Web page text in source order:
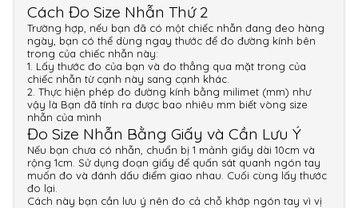
Cách Đo Size Nhẫn Thứ 2
Trường hợp, nếu bạn đã có một chiếc nhẫn đang đeo hàng
ngày, bạn có thể dùng ngay thước để đo đường kính bên
trong của chiếc nhẫn này:
1. Lấy thước đo của bạn và đo thẳng qua mặt trong của
chiếc nhẫn từ cạnh này sang cạnh khác.
2. Thực hiện phép đo đường kính bằng milimet (mm) như
vậy là Bạn đã tính ra được bao nhiêu mm biết vòng size
nhẫn của mình
Đo Size Nhẫn Bằng Giấy và Cần Lưu Ý
Nếu bạn chưa có nhẫn, chuẩn bị 1 mảnh giấy dài 10cm và
rộng 1cm. Sử dụng đoạn giấy để quấn sát quanh ngón tay
muốn đo và đánh dấu điểm giao nhau. Cuối cùng lấy thước
đo lại.
Cách này bạn cần lưu ý nên đo cả chỗ khớp ngón tay vì vị